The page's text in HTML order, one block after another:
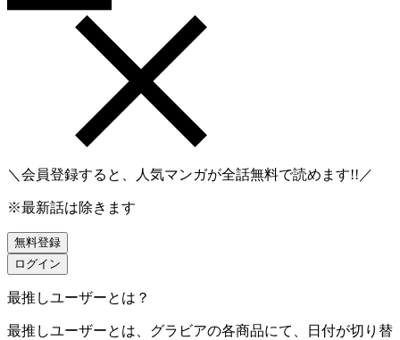
＼会員登録すると、人気マンガが全話無料で読めます!!／
※最新話は除きます
無料登録
ログイン
最推しユーザーとは？
最推しユーザーとは、グラビアの各商品にて、日付が切り替